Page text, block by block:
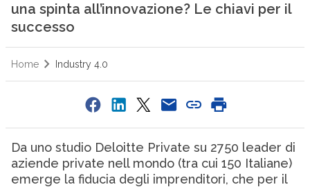
una spinta all’innovazione? Le chiavi per il
successo
Home Industry 4.0
Da uno studio Deloitte Private su 2750 leader di
aziende private nell mondo (tra cui 150 Italiane)
emerge la fiducia degli imprenditori, che per il